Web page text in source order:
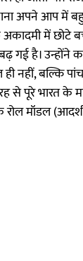
अपने आप में
में छोटे
गई है।
नहीं, बल्कि
पूरे भारत के
रोल मॉडल